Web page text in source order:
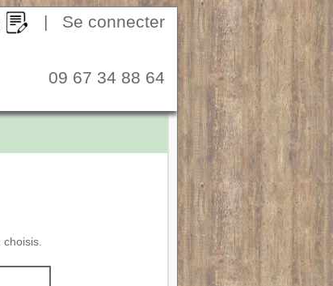
| Se connecter
09 67 34 88 64
choisis.